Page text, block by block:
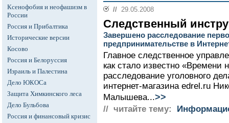
Ксенофобия и неофашизм в
России
Россия и Прибалтика
Исторические версии
Косово
Россия и Белоруссия
Израиль и Палестина
Дело ЮКОСа
Защита Химкинского леса
Дело Бульбова
Россия и финансовый кризис
// 29.05.2008
Следственный
Завершено расследование
предпринимательстве в
Главное следственное
как стало известно «Времени
расследование уголовного
интернет-магазина edrel.ru
Малышева...>>
// читайте тему: